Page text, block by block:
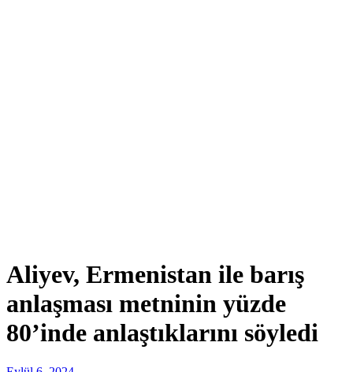
Aliyev, Ermenistan ile barış
anlaşması metninin yüzde
80’inde anlaştıklarını söyledi